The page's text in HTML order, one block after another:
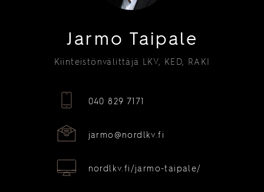
Jarmo Taipale
Kiinteistönvälittäjä LKV, KED, RAKI
040 829 7171
jarmo@nordlkv.fi
nordlkv.fi/jarmo-taipale/